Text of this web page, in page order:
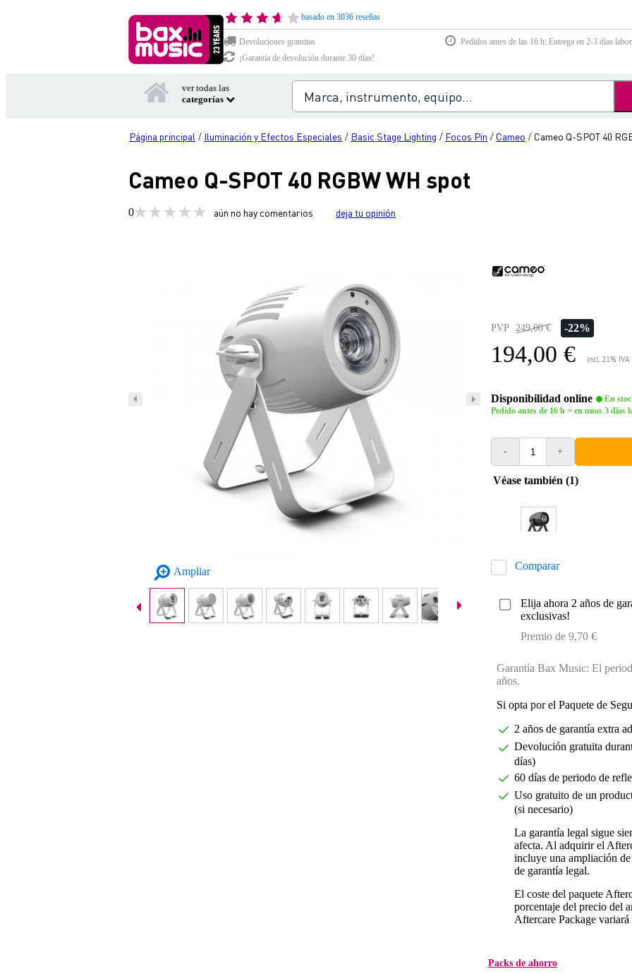
basado en 3036 reseñas
Devoluciones gratuitas
Pedidos antes de las 16 h: Entrega en 2-3 días
¡Garantía de devolución durante 30 días!
ver todas las
categorías
Página principal / Iluminación y Efectos Especiales / Basic Stage Lighting / Focos Pin / Cameo / Cameo Q-SPOT 40
Cameo Q-SPOT 40 RGBW WH spot
0 aún no hay comentarios deja tu opinión
Ampliar
PVP 249,00 € -22%
194,00 € incl. 21% IVA
Disponibilidad online
En
Pedido antes de 16 h = en unos 3 días
- +
Véase también (1)
Comparar
Elija ahora 2 años de
exclusivas!
Premio de 9,70 €
Garantía Bax Music: El
años.
Si opta por el Paquete de
2 años de garantía extra
Devolución gratuita
días)
60 días de periodo de
Uso gratuito de un
(si necesario)
La garantía legal sigue
afecta. Al adquirir el
incluye una ampliación
de garantía legal.
El coste del paquete
porcentaje del precio del
Aftercare Package
Packs de ahorro